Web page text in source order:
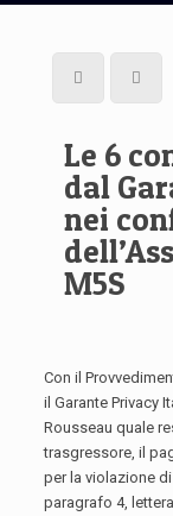
Le 6
dal
nei
M5S
Con il
il Garante Privacy
Rousseau quale
trasgressore, il
per la violazione
paragrafo 4,